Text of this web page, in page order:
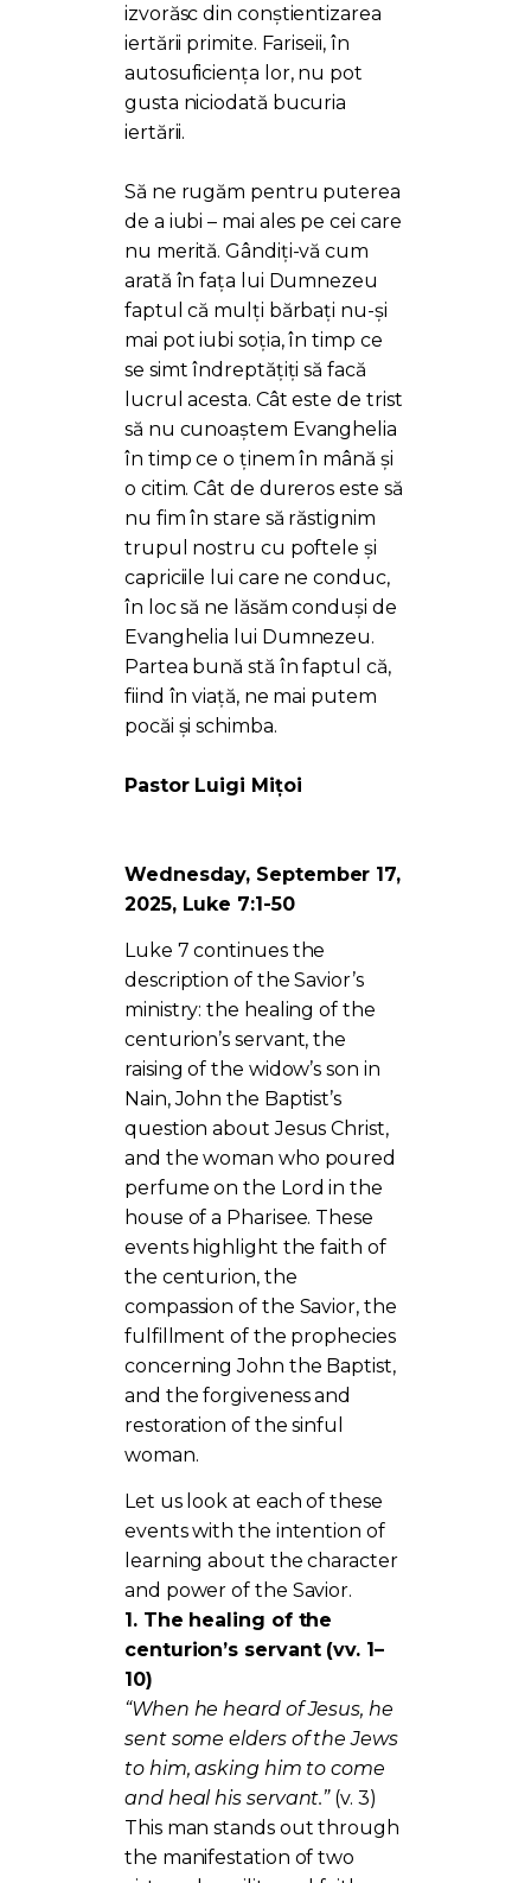
izvorăsc din conștientizarea
iertării primite. Fariseii, în
autosuficiența lor, nu pot
gusta niciodată bucuria
iertării.
Să ne rugăm pentru puterea
de a iubi – mai ales pe cei care
nu merită. Gândiți-vă cum
arată în fața lui Dumnezeu
faptul că mulți bărbați nu-și
mai pot iubi soția, în timp ce
se simt îndreptățiți să facă
lucrul acesta. Cât este de trist
să nu cunoaștem Evanghelia
în timp ce o ținem în mână și
o citim. Cât de dureros este să
nu fim în stare să răstignim
trupul nostru cu poftele și
capriciile lui care ne conduc,
în loc să ne lăsăm conduși de
Evanghelia lui Dumnezeu.
Partea bună stă în faptul că,
fiind în viață, ne mai putem
pocăi și schimba.
Pastor Luigi Mițoi
Wednesday, September 17,
2025, Luke 7:1-50
Luke 7 continues the
description of the Savior’s
ministry: the healing of the
centurion’s servant, the
raising of the widow’s son in
Nain, John the Baptist’s
question about Jesus Christ,
and the woman who poured
perfume on the Lord in the
house of a Pharisee. These
events highlight the faith of
the centurion, the
compassion of the Savior, the
fulfillment of the prophecies
concerning John the Baptist,
and the forgiveness and
restoration of the sinful
woman.
Let us look at each of these
events with the intention of
learning about the character
and power of the Savior.
1. The healing of the
centurion’s servant (vv. 1–
10)
“When he heard of Jesus, he
sent some elders of the Jews
to him, asking him to come
and heal his servant.”(v. 3)
This man stands out through
the manifestation of two